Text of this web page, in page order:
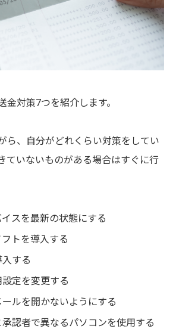
金対策7つを紹介します。
ら、自分がどれくらい対策をしてい
ていないものがある場合はすぐに行
スを最新の状態にする
トを導入する
する
定を変更する
ルを開かないようにする
認者で異なるパソコンを使用する